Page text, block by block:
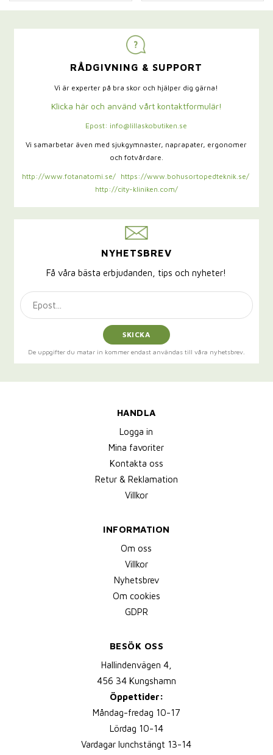
RÅDGIVNING & SUPPORT
Vi är experter på bra skor och hjälper dig gärna!
Klicka här och använd vårt kontaktformulär!
Epost: info@lillaskobutiken.se
Vi samarbetar även med sjukgymnaster, naprapater, ergonomer
och fotvårdare.
http://www.fotanatomi.se/
https://www.bohusortopedteknik.se/
http://city-kliniken.com/
NYHETSBREV
Få våra bästa erbjudanden, tips och nyheter!
SKICKA
De uppgifter du matar in kommer endast användas till våra nyhetsbrev.
HANDLA
Logga in
Mina favoriter
Kontakta oss
Retur & Reklamation
Villkor
INFORMATION
Om oss
Villkor
Nyhetsbrev
Om cookies
GDPR
BESÖK OSS
Hallindenvägen 4,
456 34 Kungshamn
Öppettider:
Måndag-fredag 10-17
Lördag 10-14
Vardagar lunchstängt 13-14